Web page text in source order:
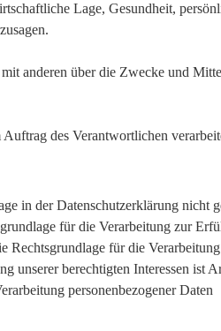
Lage, Gesundheit,
anderen über die Zwecke und
des Verantwortlichen
in der Datenschutzerklärung nicht
für die Verarbeitung zur
für die
unserer berechtigten Interessen ist
personenbezogener Daten